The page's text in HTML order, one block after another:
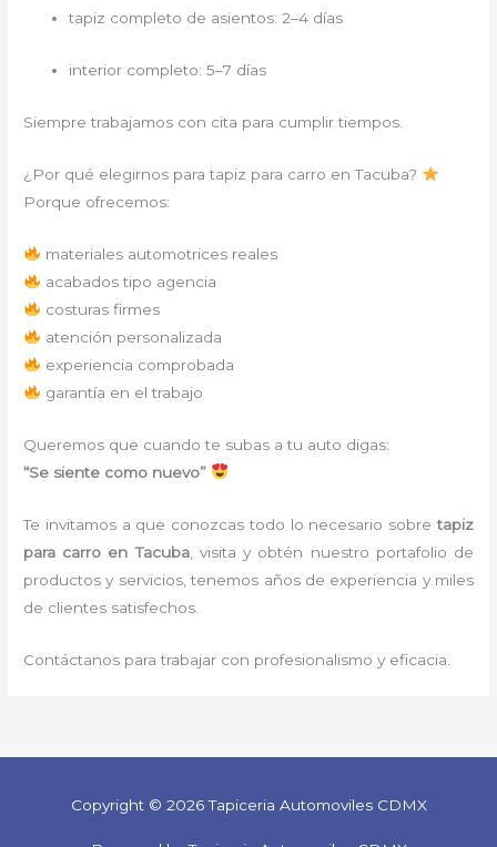
tapiz completo de asientos: 2–4 días
interior completo: 5–7 días
Siempre trabajamos con cita para cumplir tiempos.
¿Por qué elegirnos para tapiz para carro en Tacuba?
Porque ofrecemos:
materiales automotrices reales
acabados tipo agencia
costuras firmes
atención personalizada
experiencia comprobada
garantía en el trabajo
Queremos que cuando te subas a tu auto digas:
“Se siente como nuevo”
Te invitamos a que conozcas todo lo necesario sobretapiz
para carro en Tacuba, visita y obtén nuestro portafolio de
productos y servicios, tenemos años de experiencia y miles
de clientes satisfechos.
Contáctanos para trabajar con profesionalismo y eficacia.
Copyright © 2026 Tapiceria Automoviles CDMX